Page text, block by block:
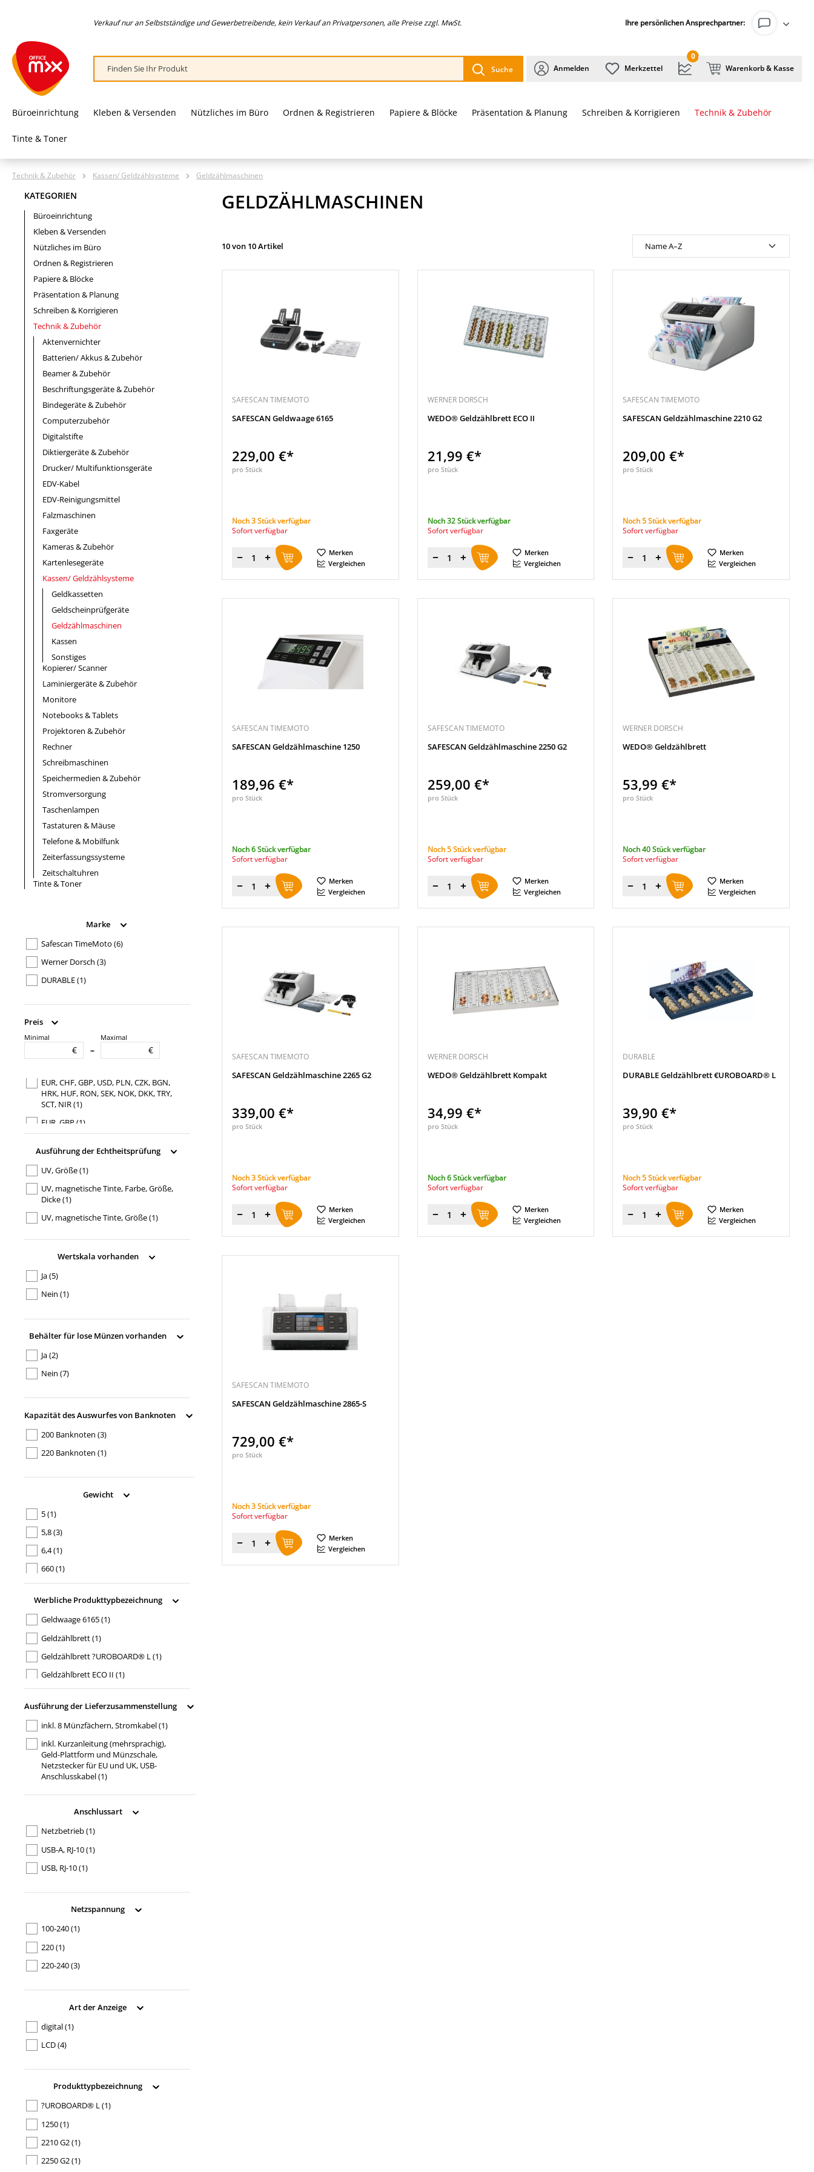
Verkauf nur an Selbstständige und Gewerbetreibende, kein Verkauf an Privatpersonen, alle Preise zzgl. MwSt. Ihre persönlichen Ansprechpartner:
Suche Anmelden Merkzettel
0
Warenkorb & Kasse
Büroeinrichtung Kleben & Versenden Nützliches im Büro Ordnen & Registrieren Papiere & Blöcke Präsentation & Planung Schreiben & Korrigieren Technik & Zubehör
Tinte & Toner
Technik & Zubehör Kassen/ Geldzählsysteme Geldzählmaschinen
KATEGORIEN
Büroeinrichtung
Kleben & Versenden
Nützliches im Büro
Ordnen & Registrieren
Papiere & Blöcke
Präsentation & Planung
Schreiben & Korrigieren
Technik & Zubehör
Aktenvernichter
Batterien/ Akkus & Zubehör
Beamer & Zubehör
Beschriftungsgeräte & Zubehör
Bindegeräte & Zubehör
Computerzubehör
Digitalstifte
Diktiergeräte & Zubehör
Drucker/ Multifunktionsgeräte
EDV-Kabel
EDV-Reinigungsmittel
Falzmaschinen
Faxgeräte
Kameras & Zubehör
Kartenlesegeräte
Kassen/ Geldzählsysteme
Geldkassetten
Geldscheinprüfgeräte
Geldzählmaschinen
Kassen
Sonstiges
Kopierer/ Scanner
Laminiergeräte & Zubehör
Monitore
Notebooks & Tablets
Projektoren & Zubehör
Rechner
Schreibmaschinen
Speichermedien & Zubehör
Stromversorgung
Taschenlampen
Tastaturen & Mäuse
Telefone & Mobilfunk
Zeiterfassungssysteme
Zeitschaltuhren
Tinte & Toner
Marke
Safescan TimeMoto (6)
Werner Dorsch (3)
DURABLE(1)
Preis
Minimal
€ –
Maximal
€
Verwendung für Währung
EUR, CHF, GBP, USD, PLN, CZK, BGN,
HRK, HUF, RON, SEK, NOK, DKK, TRY,
SCT, NIR(1)
EUR, GBP (1)
NOK, DKK, BGN, CZK, RON, AUD(1)
universell(2)
Ausführung der Echtheitsprüfung
UV, Größe(1)
UV, magnetische Tinte, Farbe, Größe,
Dicke(1)
UV, magnetische Tinte, Größe(1)
Abbildungen, Abmessung, Dicke
Wertskala vorhanden
Ja(5)
Nein (1)
Behälter für lose Münzen vorhanden
Ja(2)
Nein (7)
Kapazität des Auswurfes von Banknoten
200 Banknoten (3)
220 Banknoten (1)
Gewicht
5(1)
5,8(3)
6,4(1)
660(1)
Werbliche Produkttypbezeichnung
Geldwaage 6165(1)
Geldzählbrett(1)
Geldzählbrett ?UROBOARD® L(1)
Geldzählbrett ECO II (1)
Geldzählbrett Kompakt(1)
Geldzählmaschine 1250(1)
Geldzählmaschine 2210 G2(1)
Geldzählmaschine 2250 G2(1)
Geldzählmaschine 2265 G2 (1)
Geldzählmaschine 2865-S
Ausführung der Lieferzusammenstellung
inkl. 8 Münzfächern, Stromkabel(1)
inkl. Kurzanleitung (mehrsprachig),
Geld-Plattform und Münzschale,
Netzstecker für EU und UK, USB-
Anschlusskabel(1)
inkl. Netzkabel, Reinigungs- und
Schnellinstallationsanleitung
Anschlussart
Netzbetrieb(1)
USB-A, RJ-10(1)
USB, RJ-10(1)
Netzspannung
100-240(1)
220(1)
220-240(3)
Art der Anzeige
digital(1)
LCD(4)
Produkttypbezeichnung
?UROBOARD® L(1)
1250(1)
2210 G2(1)
2250 G2(1)
GELDZÄHLMASCHINEN
10 von 10 Artikel
SAFESCAN TIMEMOTO
SAFESCAN Geldwaage 6165
229,00 €*
pro Stück
Noch 3 Stück verfügbar
Sofort verfügbar
Menge
Merken
Vergleichen
WERNER DORSCH
WEDO® Geldzählbrett ECO II
21,99 €*
pro Stück
Noch 32 Stück verfügbar
Sofort verfügbar
Menge
Merken
Vergleichen
SAFESCAN TIMEMOTO
SAFESCAN Geldzählmaschine 2210 G2
209,00 €*
pro Stück
Noch 5 Stück verfügbar
Sofort verfügbar
Menge
Merken
Vergleichen
SAFESCAN TIMEMOTO
SAFESCAN Geldzählmaschine 1250
189,96 €*
pro Stück
Noch 6 Stück verfügbar
Sofort verfügbar
Menge
Merken
Vergleichen
SAFESCAN TIMEMOTO
SAFESCAN Geldzählmaschine 2250 G2
259,00 €*
pro Stück
Noch 5 Stück verfügbar
Sofort verfügbar
Menge
Merken
Vergleichen
WERNER DORSCH
WEDO® Geldzählbrett
53,99 €*
pro Stück
Noch 40 Stück verfügbar
Sofort verfügbar
Menge
Merken
Vergleichen
SAFESCAN TIMEMOTO
SAFESCAN Geldzählmaschine 2265 G2
339,00 €*
pro Stück
Noch 3 Stück verfügbar
Sofort verfügbar
Menge
Merken
Vergleichen
WERNER DORSCH
WEDO® Geldzählbrett Kompakt
34,99 €*
pro Stück
Noch 6 Stück verfügbar
Sofort verfügbar
Menge
Merken
Vergleichen
DURABLE
DURABLE Geldzählbrett €UROBOARD® L
39,90 €*
pro Stück
Noch 5 Stück verfügbar
Sofort verfügbar
Menge
Merken
Vergleichen
SAFESCAN TIMEMOTO
SAFESCAN Geldzählmaschine 2865-S
729,00 €*
pro Stück
Noch 3 Stück verfügbar
Sofort verfügbar
Menge
Merken
Vergleichen